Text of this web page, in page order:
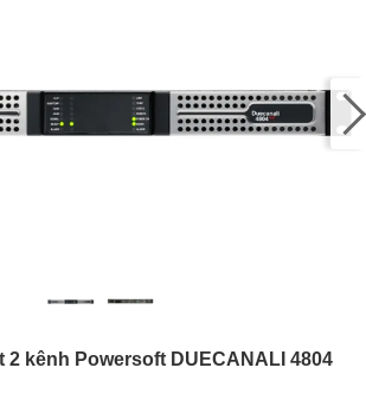
2 kênh Powersoft DUECANALI 4804